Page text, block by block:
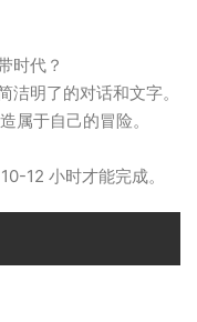
时代？
洁明了的对话和文字。
属于自己的冒险。
12 小时才能完成。